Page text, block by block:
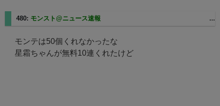
480: モンスト@ニュース速報
モンテは50個くれなかったな
星霜ちゃんが無料10連くれたけど